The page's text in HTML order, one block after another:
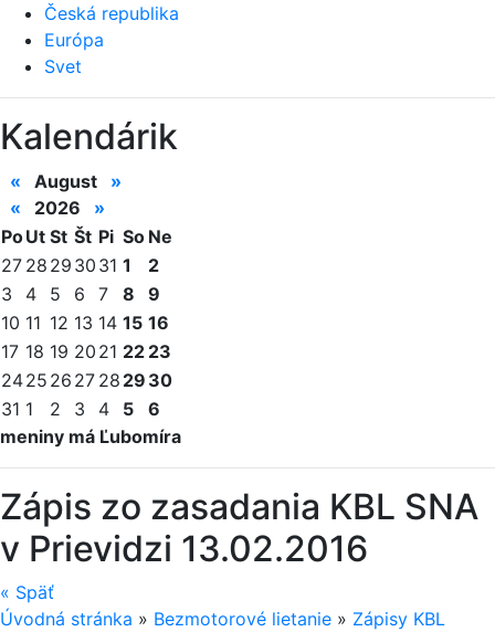
Česká republika
Európa
Svet
Kalendárik
« August
»
«
2026
»
PoUt St Št Pi So Ne
27 28 29 30 31 1
2
3
4 5 6 7 8
9
10 11 12 13 14 15 16
17 18 19 20 21 22 23
2425 26 27 28 29 30
31 1 2 3 4 5
6
meniny má Ľubomíra
Zápis zo zasadania KBL SNA
v Prievidzi 13.02.2016
« Späť
Úvodná stránka » Bezmotorové lietanie » Zápisy KBL